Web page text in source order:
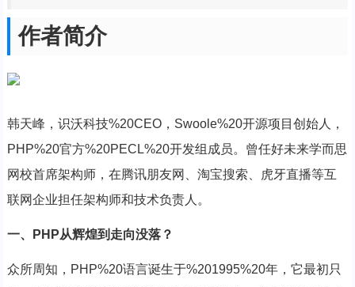
作者简介
韩天峰，识沃科技%20CEO，Swoole%20开源项目创始人，
PHP%20官方%20PECL%20开发组成员。曾任好未来学而思
网校首席架构师，在腾讯朋友网、淘宝搜索、虎牙直播等互
联网企业担任架构师和技术负责人。
一、PHP从辉煌到走向没落？
众所周知，PHP%20语言诞生于%201995%20年，它最初只